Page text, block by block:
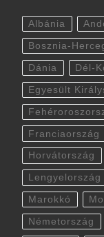
Albánia
Bosznia-
Dánia Dél-
Egyesült
Franciaország
Horvátország
Lengyelország
Marokkó
Németország